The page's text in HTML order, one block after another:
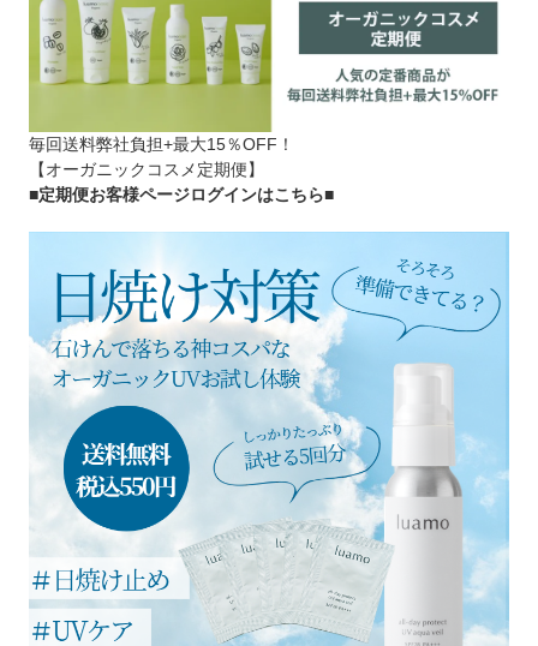
毎回送料弊社負担+最大15％OFF！
【オーガニックコスメ定期便】
■定期便お客様ページログインはこちら■